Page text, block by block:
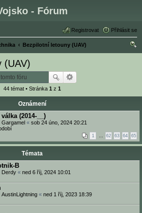
- Fórum
Přihlásit se
Registrovat
Bezpilotní letouny (UAV)
(UAV)
44 témat • Stránka 1 z 1
Oznámení
(2014-__)
Gargamel « sob 24 úno, 2024 20:21
1 … 62 63 64 65
Témata
B
Derdy « ned 6 říj, 2024 10:01
AustinLightning « ned 1 říj, 2023 18:39